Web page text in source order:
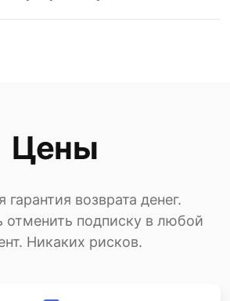
Цены
гарантия возврата денег.
подписку в любой
Никаких рисков.